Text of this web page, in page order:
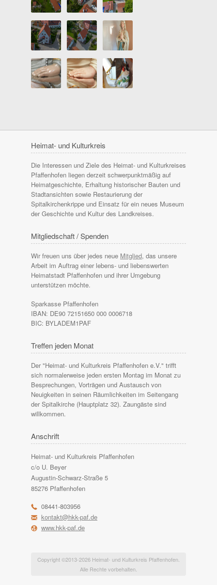
Heimat- und Kulturkreis
Die Interessen und Ziele des Heimat- und Kulturkreises
Pfaffenhofen liegen derzeit schwerpunktmäßig auf
Heimatgeschichte, Erhaltung historischer Bauten und
Stadtansichten sowie Restaurierung der
Spitalkirchenkrippe und Einsatz für ein neues Museum
der Geschichte und Kultur des Landkreises.
Mitgliedschaft / Spenden
Wir freuen uns über jedes neue Mitglied, das unsere
Arbeit im Auftrag einer lebens- und liebenswerten
Heimatstadt Pfaffenhofen und ihrer Umgebung
unterstützen möchte.
Sparkasse Pfaffenhofen
IBAN: DE90 72151650 000 0006718
BIC: BYLADEM1PAF
Treffen jeden Monat
Der "Heimat- und Kulturkreis Pfaffenhofen e.V." trifft
sich normalerweise jeden ersten Montag im Monat zu
Besprechungen, Vorträgen und Austausch von
Neuigkeiten in seinen Räumlichkeiten im Seitengang
der Spitalkirche (Hauptplatz 32). Zaungäste sind
willkommen.
Anschrift
Heimat- und Kulturkreis Pfaffenhofen
c/o U. Beyer
Augustin-Schwarz-Straße 5
85276 Pfaffenhofen
r 08441-803956
h kontakt@hkk-paf.de
l www.hkk-paf.de
Copyright ©2013-2026 Heimat- und Kulturkreis Pfaffenhofen.
Alle Rechte vorbehalten.